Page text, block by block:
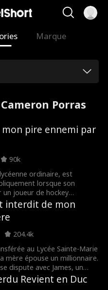
Marque
Porras
mon pire ennemi par
90k
ordinaire, est
lorsque son
un joueur de hockey
découvert. Dévastée, elle
courage de lui envoyer des
anonymement pour
Mais elle les envoie
le capitaine de
qui ne cesse de la
va-t-il se passer entre eux ?
interdit de mon
204.4k
au Lycée Sainte-Marie
mère épouse un millionnaire.
dispute avec James, un
classe super canon... qui est
Revient en Duc